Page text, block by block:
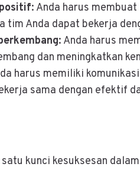
: Anda harus
tim Anda dapat bekerja
: Anda harus
dan meningkatkan
harus memiliki
sama dengan efektif
satu kunci kesuksesan